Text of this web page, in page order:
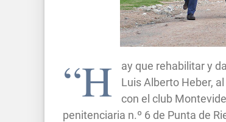
“H
ay que rehabilitar y
Luis Alberto Heber,
con el club
penitenciaria n.º 6 de Punta de